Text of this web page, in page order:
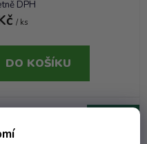
DPH
/ ks
DO KOŠÍKU